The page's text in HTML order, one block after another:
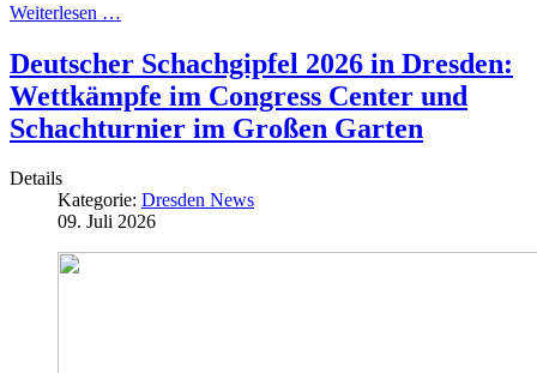
Weiterlesen …
Deutscher Schachgipfel 2026 in Dresden:
Wettkämpfe im Congress Center und
Schachturnier im Großen Garten
Details
Kategorie: Dresden News
09. Juli 2026